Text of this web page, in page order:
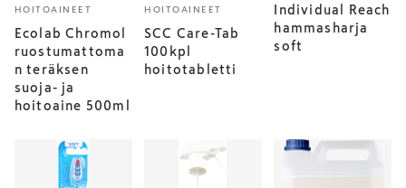
HOITOAINEET
Ecolab Chromol
ruostumattoma
n teräksen
suoja- ja
hoitoaine 500ml
HOITOAINEET
SCC Care-Tab
100kpl
hoitotabletti
Individual Reach
hammasharja
soft